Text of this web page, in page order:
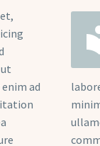
ad